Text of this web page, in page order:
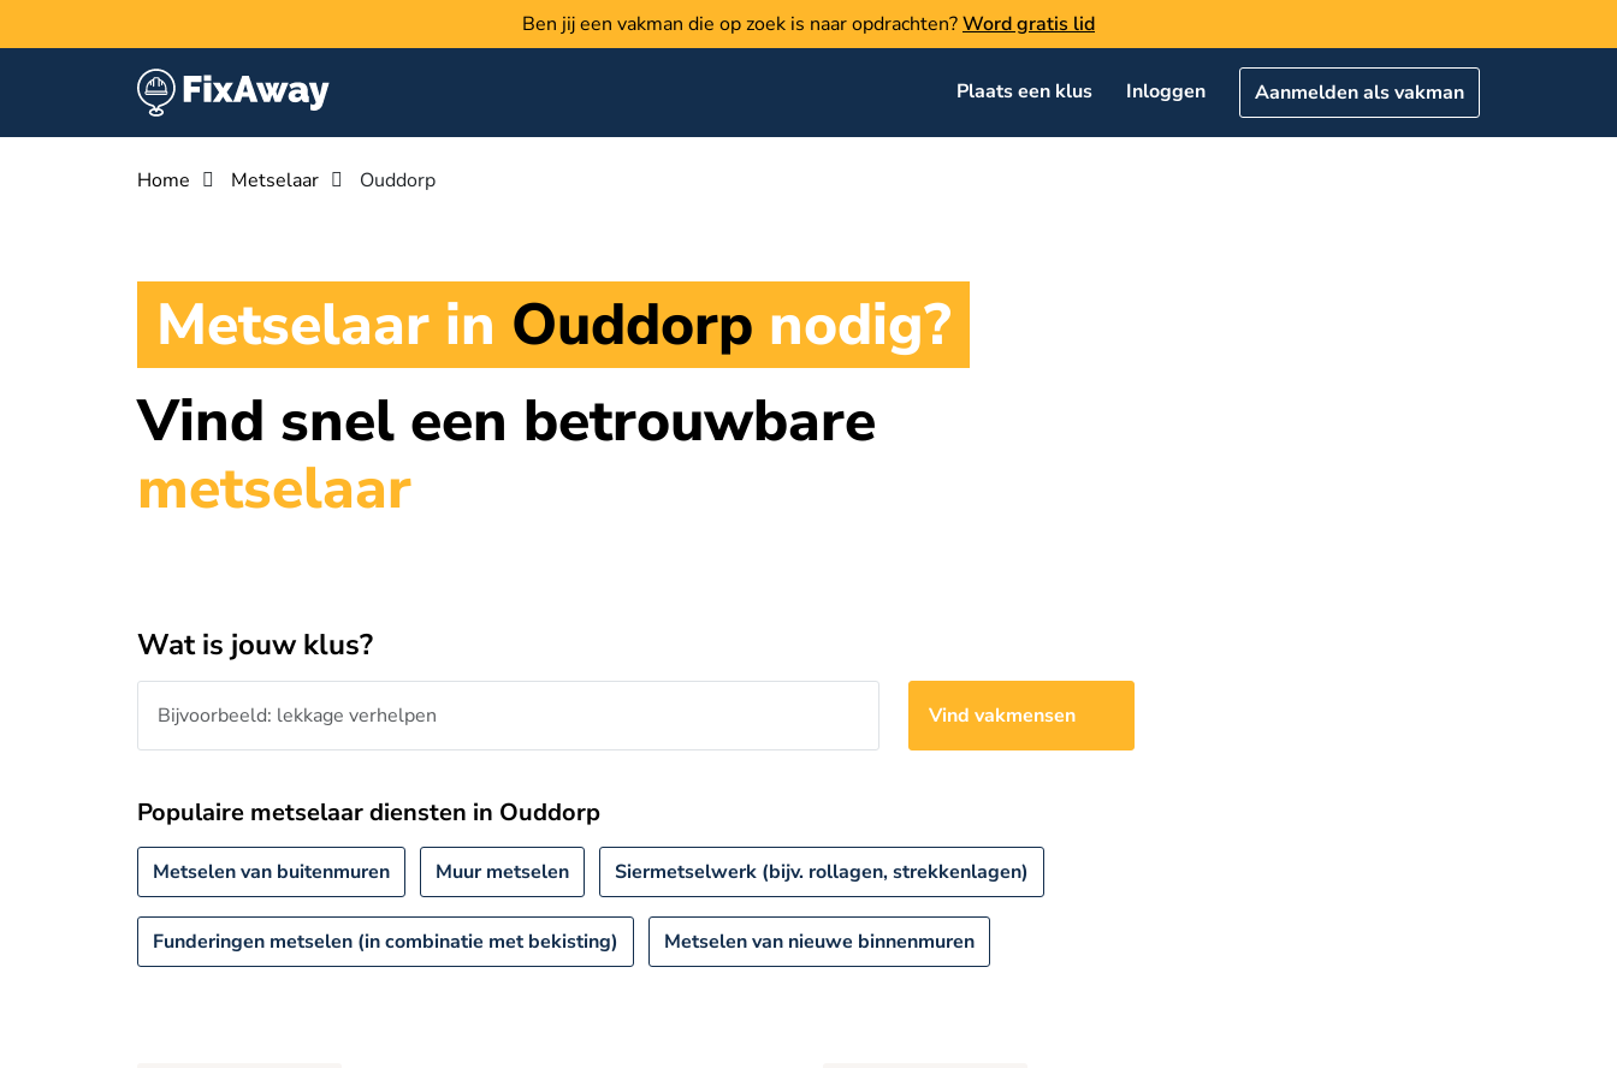
Ben jij een vakman die op zoek is naar opdrachten?Word gratis lid
Plaats een klus Inloggen Aanmelden als vakman
Home Metselaar Ouddorp
Metselaar in Ouddorp nodig?
Vind snel een betrouwbare
metselaar
Wat is jouw klus?
Vind vakmensen
Populaire metselaar diensten in Ouddorp
Metselen van buitenmuren Muur metselen Siermetselwerk (bijv. rollagen, strekkenlagen)
Funderingen metselen (in combinatie met bekisting) Metselen van nieuwe binnenmuren